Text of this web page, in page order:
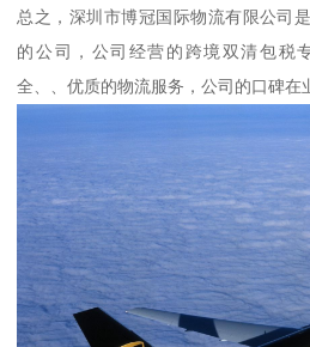
总之，深圳市博冠国际物流有限公司
的公司，公司经营的跨境双清包税
全、、优质的物流服务，公司的口碑在